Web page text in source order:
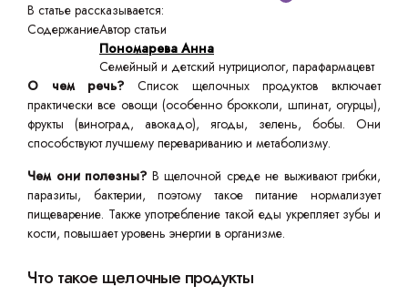
В статье рассказывается:
СодержаниеАвтор статьи
Пономарева Анна
Семейный и детский нутрициолог, парафармацевт
О чем речь? Список щелочных продуктов включает
практически все овощи (особенно брокколи, шпинат, огурцы),
фрукты (виноград, авокадо), ягоды, зелень, бобы. Они
способствуют лучшему перевариванию и метаболизму.
Чем они полезны? В щелочной среде не выживают грибки,
паразиты, бактерии, поэтому такое питание нормализует
пищеварение. Также употребление такой еды укрепляет зубы и
кости, повышает уровень энергии в организме.
Что такое щелочные продукты